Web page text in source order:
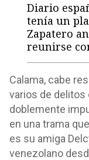
Diario
tenía un
Zapatero
reunirse
Calama, cabe
varios de delitos
doblemente
en una trama
es su amiga
venezolano